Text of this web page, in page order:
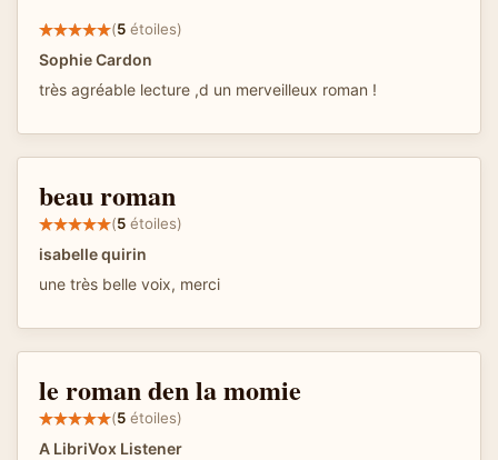
(5 étoiles)
Sophie Cardon
très agréable lecture ,d un merveilleux roman !
beau roman
(5 étoiles)
isabelle quirin
une très belle voix, merci
le roman den la momie
(5 étoiles)
A LibriVox Listener